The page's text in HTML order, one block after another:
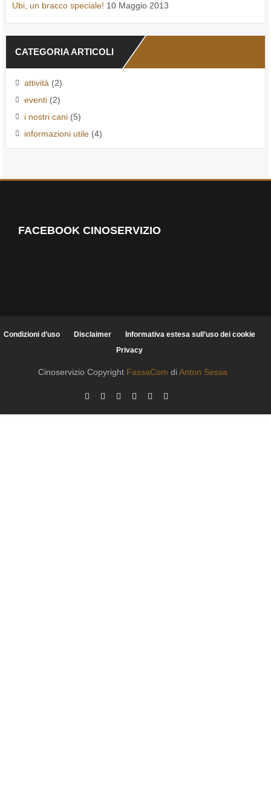
Ubi, un bracco speciale! 10 Maggio 2013
CATEGORIA ARTICOLI
attività (2)
eventi(2)
i nostri cani(5)
informazioni utile(4)
FACEBOOK CINOSERVIZIO
Condizioni d’uso Disclaimer
Informativa estesa sull’uso dei cookie
Privacy
Cinoservizio Copyright FassaCom diAnton Sessa